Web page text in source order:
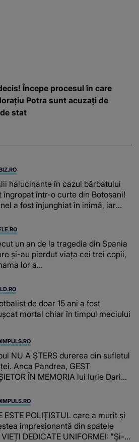
Începe procesul în care
Potra sunt acuzați de
stat
halucinante în cazul bărbatului
îngropat într-o curte din Botoșani!
a fost înjunghiat în inimă, iar
un an de la tragedia din Spania
și-au pierdut viața cei trei copii,
lor a…
de doar 15 ani a fost
mortal chiar în timpul meciului
NU A ȘTERS durerea din sufletul
Anca Pandrea, GEST
ÎN MEMORIA lui Iurie Darie:
parcă..."
ESTE POLIȚISTUL care a murit și
impresionantă din spatele
DEDICATE UNIFORMEI: "Și-a